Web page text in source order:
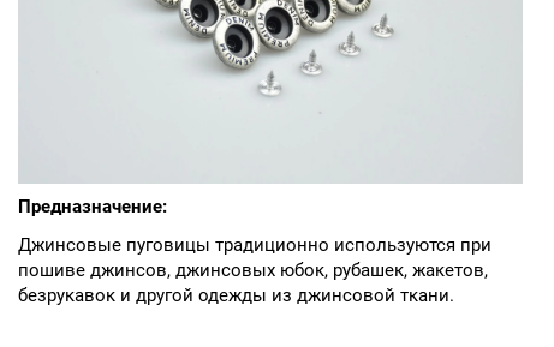
Предназначение:
Джинсовые пуговицы традиционно используются при
пошиве джинсов, джинсовых юбок, рубашек, жакетов,
безрукавок и другой одежды из джинсовой ткани.